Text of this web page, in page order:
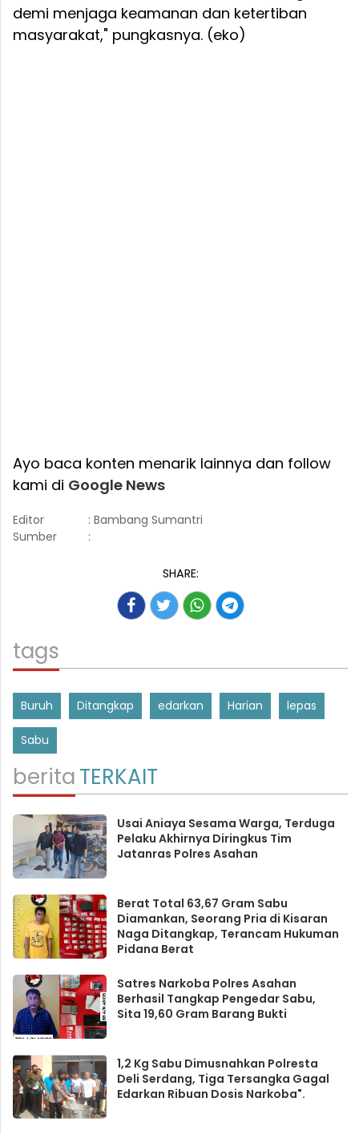
demi menjaga keamanan dan ketertiban
masyarakat," pungkasnya. (eko)
Ayo baca konten menarik lainnya dan follow
kami di Google News
Editor
: Bambang Sumantri
Sumber
:
SHARE:
tags
Buruh Ditangkap edarkan Harian lepas
Sabu
beritaTERKAIT
Usai Aniaya Sesama Warga, Terduga
Pelaku Akhirnya Diringkus Tim
Jatanras Polres Asahan
Berat Total 63,67 Gram Sabu
Diamankan, Seorang Pria di Kisaran
Naga Ditangkap, Terancam Hukuman
Pidana Berat
Satres Narkoba Polres Asahan
Berhasil Tangkap Pengedar Sabu,
Sita 19,60 Gram Barang Bukti
1,2 Kg Sabu Dimusnahkan Polresta
Deli Serdang, Tiga Tersangka Gagal
Edarkan Ribuan Dosis Narkoba".